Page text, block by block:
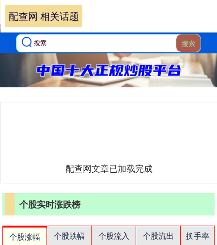
搜索
配查网 相关话题
配查网文章已加载完成
个股实时涨跌榜
个股涨幅 个股跌幅 个股流入 个股流出
换手率